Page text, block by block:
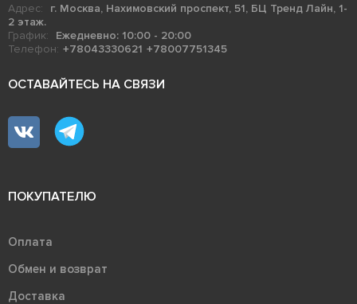
Адрес:
г. Москва, Нахимовский проспект, 51, БЦ Тренд Лайн, 1-
2 этаж.
График:
Ежедневно: 10:00 - 20:00
Телефон: +78043330621 +78007751345
ОСТАВАЙТЕСЬ НА СВЯЗИ
ПОКУПАТЕЛЮ
Оплата
Обмен и возврат
Доставка